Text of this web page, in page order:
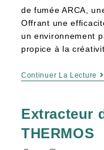
de fumée ARCA,
Offrant une
un environnement
propice à la
Continuer La Lecture
Extracteur
THERMOS